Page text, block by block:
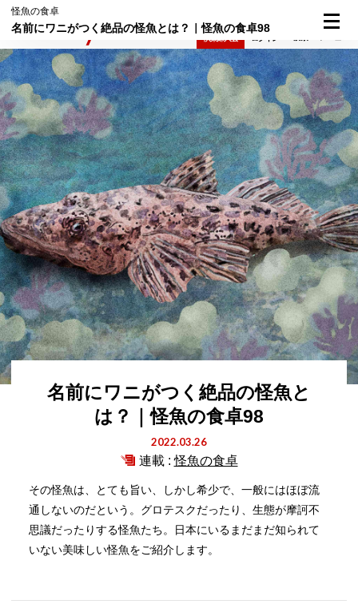
怪魚の食卓
名前にワニがつく絶品の怪魚とは？｜怪魚の食卓98
名前にワニがつく絶品の怪魚と
は？｜怪魚の食卓98
2022.03.26
連載 :怪魚の食卓
その怪魚は、とても旨い、しかし希少で、一般にはほぼ流
通しないのだという。グロテスクだったり、生態が摩訶不
思議だったりする怪魚たち。日本にいるまだまだ知られて
いない美味しい怪魚をご紹介します。